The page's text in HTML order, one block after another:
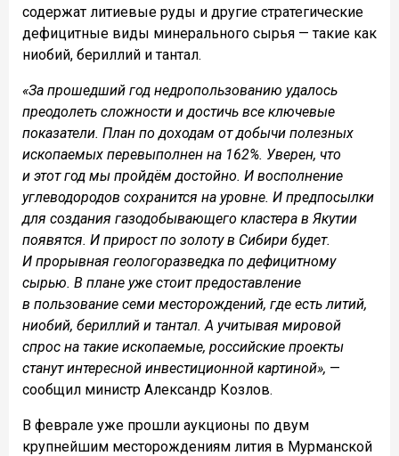
содержат литиевые руды и другие стратегические
дефицитные виды минерального сырья — такие как
ниобий, бериллий и тантал.
«За прошедший год недропользованию удалось
преодолеть сложности и достичь все ключевые
показатели. План по доходам от добычи полезных
ископаемых перевыполнен на 162%. Уверен, что
и этот год мы пройдём достойно. И восполнение
углеводородов сохранится на уровне. И предпосылки
для создания газодобывающего кластера в Якутии
появятся. И прирост по золоту в Сибири будет.
И прорывная геологоразведка по дефицитному
сырью. В плане уже стоит предоставление
в пользование семи месторождений, где есть литий,
ниобий, бериллий и тантал. А учитывая мировой
спрос на такие ископаемые, российские проекты
станут интересной инвестиционной картиной», —
сообщил министр Александр Козлов.
В феврале уже прошли аукционы по двум
крупнейшим месторождениям лития в Мурманской